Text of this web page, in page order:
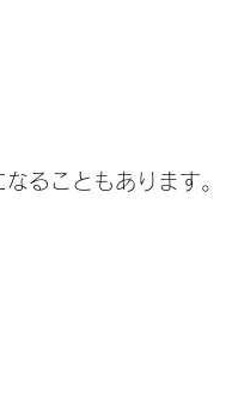
ることもあります。